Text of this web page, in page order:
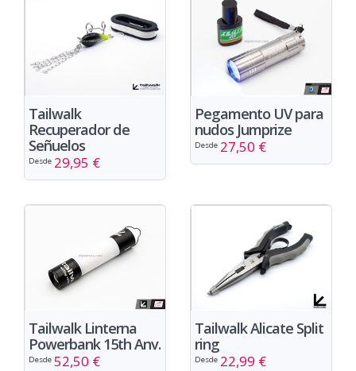
Tailwalk
Recuperador de
Señuelos
Desde 29,95 €
Pegamento UV para
nudos Jumprize
Desde 27,50 €
Tailwalk Linterna
Powerbank 15th Anv.
Desde 52,50 €
Tailwalk Alicate Split
ring
Desde 22,99 €